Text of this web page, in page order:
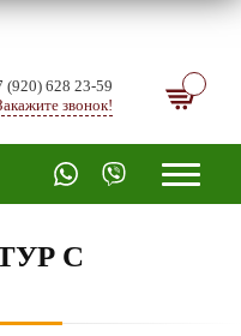
(920) 628 23-59
звонок!
С